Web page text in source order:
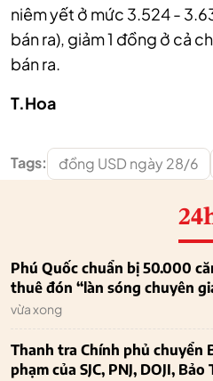
niêm yết ở mức 3.524 -
bán ra), giảm 1 đồng ở cả
bán ra.
T.Hoa
Tags: đồng USD ngày 28/6
Phú Quốc chuẩn bị 50.000
thuê đón “làn sóng chuyên
vừa xong
Thanh tra Chính phủ chuyển
phạm của SJC, PNJ, DOJI,